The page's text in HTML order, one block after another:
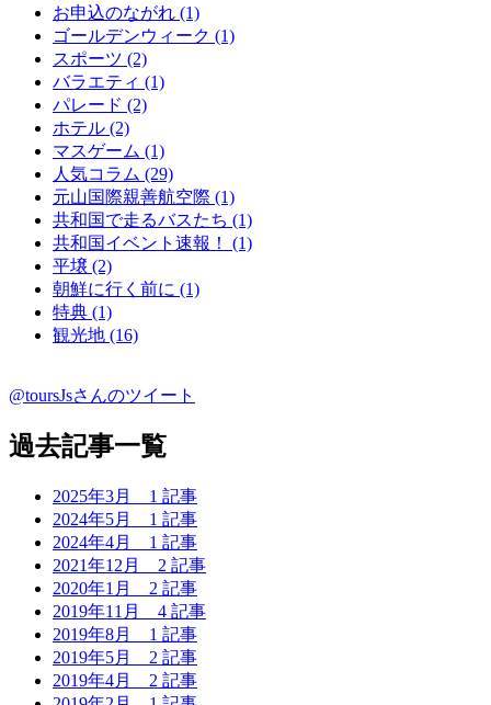
お申込のながれ (1)
ゴールデンウィーク (1)
スポーツ (2)
バラエティ (1)
パレード (2)
ホテル (2)
マスゲーム (1)
人気コラム (29)
元山国際親善航空際 (1)
共和国で走るバスたち (1)
共和国イベント速報！ (1)
平壌 (2)
朝鮮に行く前に (1)
特典 (1)
観光地 (16)
@toursJsさんのツイート
過去記事一覧
2025年3月 1 記事
2024年5月 1 記事
2024年4月 1 記事
2021年12月 2 記事
2020年1月 2 記事
2019年11月 4 記事
2019年8月 1 記事
2019年5月 2 記事
2019年4月 2 記事